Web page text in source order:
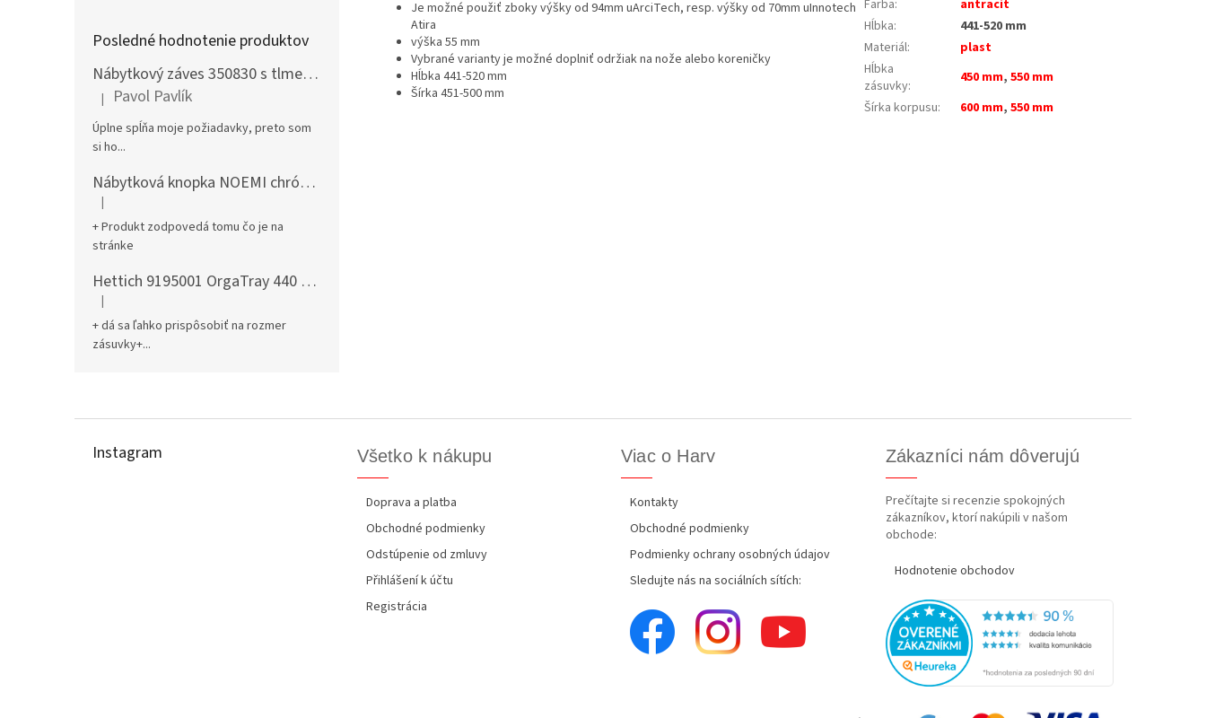
Posledné hodnotenie produktov
Nábytkový záves 350830 s tlmením naložený + podložka H0 na vrut
Hodnotenie produktu je 5 z 5 hviezdičiek.
| Pavol Pavlík
Úplne spĺňa moje požiadavky, preto som
si ho...
Nábytková knopka NOEMI chróm satén
Hodnotenie produktu je 5 z 5 hviezdičiek.
|
+ Produkt zodpovedá tomu čo je na
stránke
Hettich 9195001 OrgaTray 440 701-800/441-520 mm antracit
Hodnotenie produktu je 5 z 5 hviezdičiek.
|
+ dá sa ľahko prispôsobiť na rozmer
zásuvky+...
Je možné použiť zboky výšky od 94mm uArciTech, resp. výšky od 70mm uInnotech
Atira
výška 55 mm
Vybrané varianty je možné doplniť održiak na nože alebo koreničky
Hĺbka 441-520 mm
Šírka 451-500 mm
Farba:
antracit
Hĺbka:
441-520 mm
Materiál:
plast
Hĺbka
zásuvky: 450 mm,550 mm
Šírka korpusu: 600 mm,550 mm
Instagram Všetko k nákupu
Doprava a platba
Obchodné podmienky
Odstúpenie od zmluvy
Přihlášení k účtu
Registrácia
Viac o Harv
Kontakty
Obchodné podmienky
Podmienky ochrany osobných údajov
Sledujte nás na sociálních sítích:
Zákazníci nám dôverujú
Prečítajte si recenzie spokojných
zákazníkov, ktorí nakúpili v našom
obchode:
Hodnotenie obchodov